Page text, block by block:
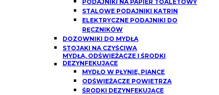
PODAJNIKI NA PAPIER TOALETOWY
STALOWE PODAJNIKI KATRIN
ELEKTRYCZNE PODAJNIKI DO
RĘCZNIKÓW
DOZOWNIKI DO MYDŁA
STOJAKI NA CZYŚCIWA
MYDŁA, ODŚWIEŻACZE I ŚRODKI
DEZYNFEKUJĄCE
MYDŁO W PŁYNIE, PIANCE
ODŚWIEŻACZE POWIETRZA
ŚRODKI DEZYNFEKUJĄCE